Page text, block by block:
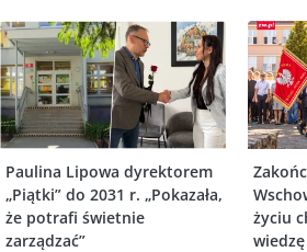
Paulina Lipowa dyrektorem
„Piątki” do 2031 r. „Pokazała,
że potrafi świetnie
zarządzać”
życiu